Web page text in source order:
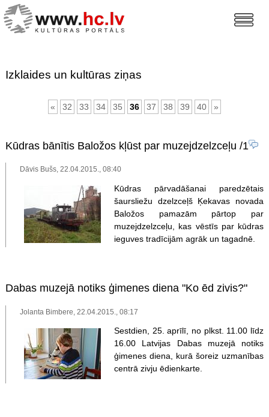
Izklaides un kultūras ziņas
« 32 33 34 35 36 37 38 39 40 »
Kūdras bānītis Baložos kļūst par muzejdzelzceļu /1
Dāvis Bušs, 22.04.2015., 08:40
Kūdras pārvadāšanai paredzētais
šaursliežu dzelzceļš Ķekavas novada
Baložos pamazām pārtop par
muzejdzelzceļu, kas vēstīs par kūdras
ieguves tradīcijām agrāk un tagadnē.
Dabas muzejā notiks ģimenes diena "Ko ēd zivis?"
Jolanta Bimbere, 22.04.2015., 08:17
Sestdien, 25. aprīlī, no plkst. 11.00 līdz
16.00 Latvijas Dabas muzejā notiks
ģimenes diena, kurā šoreiz uzmanības
centrā zivju ēdienkarte.